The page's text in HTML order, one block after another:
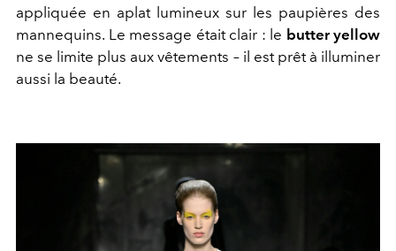
appliquée en aplat lumineux sur les paupières des
mannequins. Le message était clair : le butter yellow
ne se limite plus aux vêtements – il est prêt à illuminer
aussi la beauté.